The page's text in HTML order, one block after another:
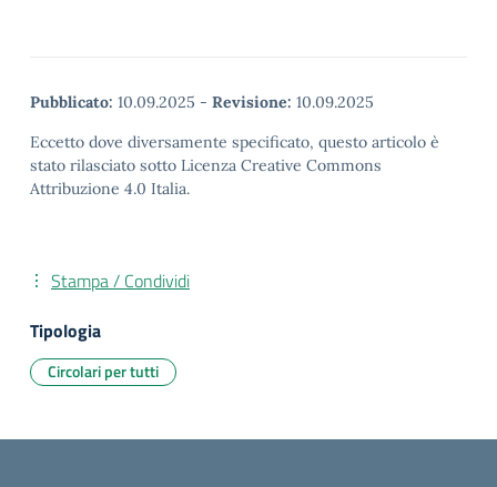
Pubblicato: 10.09.2025 - Revisione: 10.09.2025
Eccetto dove diversamente specificato, questo articolo è
stato rilasciato sotto Licenza Creative Commons
Attribuzione 4.0 Italia.
Stampa / Condividi
Tipologia
Circolari per tutti